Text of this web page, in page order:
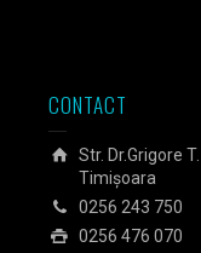
CONTACT
Str. Dr.Grigore
Timișoara
0256 243 750
0256 476 070